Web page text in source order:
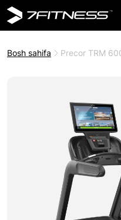
Bosh sahifa Precor TRM